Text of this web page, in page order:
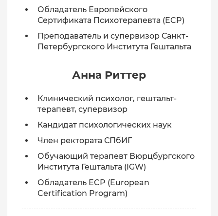
Обладатель Европейского
Сертификата Психотерапевта (ECP)
Преподаватель и супервизор Санкт-
Петербургского Института Гештальта
Анна Риттер
Клинический психолог, гештальт-
терапевт, супервизор
Кандидат психологических наук
Член ректората СПбИГ
Обучающий терапевт Вюрцбургского
Института Гештальта (IGW)
Обладатель ECP (European
Certification Program)